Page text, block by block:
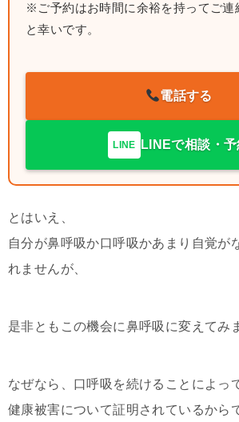
※ご予約はお時間に余裕を持ってご連
と幸いです。
電話する
LINE LINEで相談・予
とはいえ、
自分が鼻呼吸か口呼吸かあまり自覚が
れませんが、
是非ともこの機会に鼻呼吸に変えてみ
なぜなら、口呼吸を続けることによっ
健康被害について証明されているから